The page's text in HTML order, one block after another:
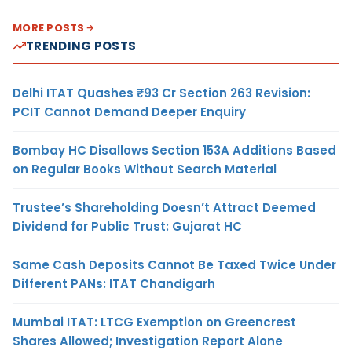
MORE POSTS
TRENDING POSTS
Delhi ITAT Quashes ₹93 Cr Section 263 Revision:
PCIT Cannot Demand Deeper Enquiry
Bombay HC Disallows Section 153A Additions Based
on Regular Books Without Search Material
Trustee’s Shareholding Doesn’t Attract Deemed
Dividend for Public Trust: Gujarat HC
Same Cash Deposits Cannot Be Taxed Twice Under
Different PANs: ITAT Chandigarh
Mumbai ITAT: LTCG Exemption on Greencrest
Shares Allowed; Investigation Report Alone